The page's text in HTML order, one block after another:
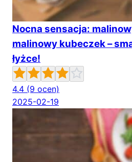
Nocna sensacja:
malinowy kubeczek –
łyżce!
4.4 (9 ocen)
2025-02-19